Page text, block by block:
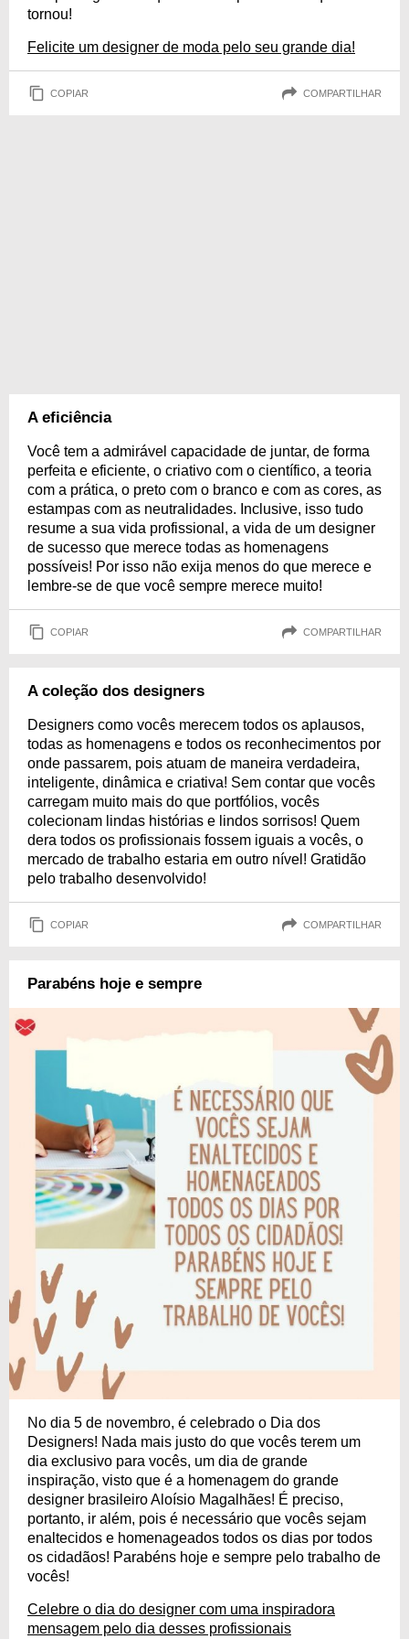
tornou!
Felicite um designer de moda pelo seu grande dia!
COPIAR COMPARTILHAR
A eficiência
Você tem a admirável capacidade de juntar, de forma
perfeita e eficiente, o criativo com o científico, a teoria
com a prática, o preto com o branco e com as cores, as
estampas com as neutralidades. Inclusive, isso tudo
resume a sua vida profissional, a vida de um designer
de sucesso que merece todas as homenagens
possíveis! Por isso não exija menos do que merece e
lembre-se de que você sempre merece muito!
COPIAR COMPARTILHAR
A coleção dos designers
Designers como vocês merecem todos os aplausos,
todas as homenagens e todos os reconhecimentos por
onde passarem, pois atuam de maneira verdadeira,
inteligente, dinâmica e criativa! Sem contar que vocês
carregam muito mais do que portfólios, vocês
colecionam lindas histórias e lindos sorrisos! Quem
dera todos os profissionais fossem iguais a vocês, o
mercado de trabalho estaria em outro nível! Gratidão
pelo trabalho desenvolvido!
COPIAR COMPARTILHAR
Parabéns hoje e sempre
No dia 5 de novembro, é celebrado o Dia dos
Designers! Nada mais justo do que vocês terem um
dia exclusivo para vocês, um dia de grande
inspiração, visto que é a homenagem do grande
designer brasileiro Aloísio Magalhães! É preciso,
portanto, ir além, pois é necessário que vocês sejam
enaltecidos e homenageados todos os dias por todos
os cidadãos! Parabéns hoje e sempre pelo trabalho de
vocês!
Celebre o dia do designer com uma inspiradora
mensagem pelo dia desses profissionais